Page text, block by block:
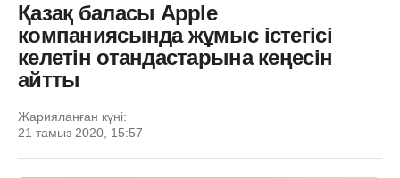
Қазақ баласы Apple
компаниясында жұмыс істегісі
келетін отандастарына кеңесін
айтты
Жарияланған күні:
21 тамыз 2020, 15:57